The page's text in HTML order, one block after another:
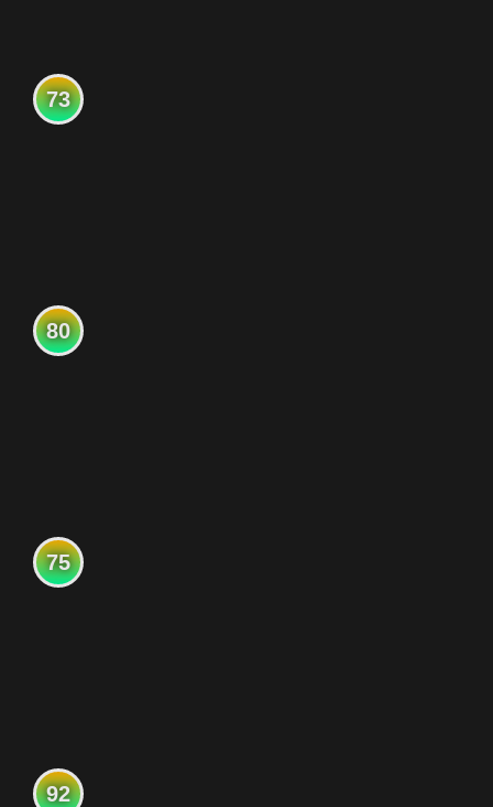
73
80
75
92